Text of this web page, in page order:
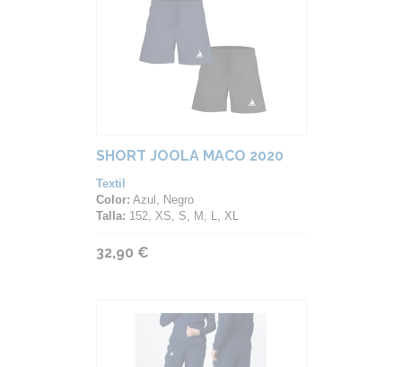
SHORT JOOLA MACO 2020
Textil
Color: Azul, Negro
Talla: 152, XS, S, M, L, XL
32,90 €